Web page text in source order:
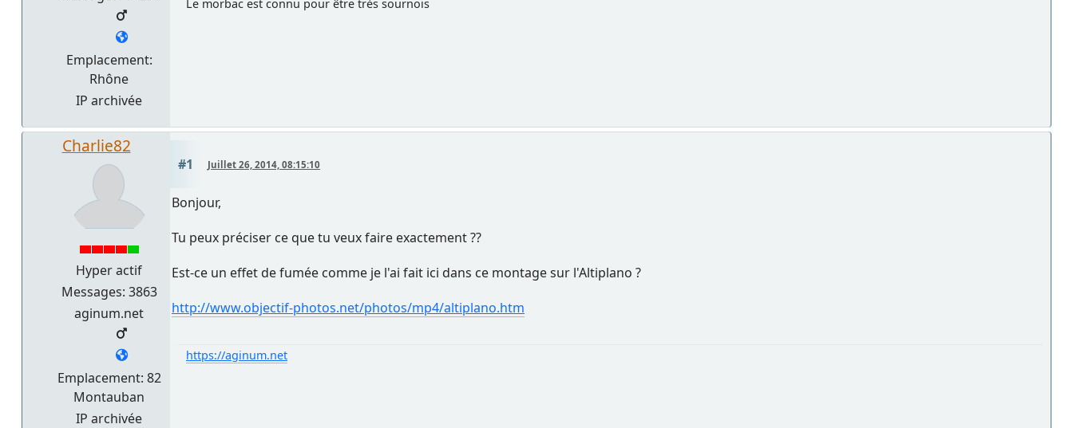
Emplacement:
Rhône
IP archivée
Le morbac est connu pour être très sournois
Charlie82
Hyper actif
Messages: 3863
aginum.net
Emplacement: 82
Montauban
IP archivée
#1 Juillet 26, 2014, 08:15:10
Bonjour,
Tu peux préciser ce que tu veux faire exactement ??
Est-ce un effet de fumée comme je l'ai fait ici dans ce montage sur l'Altiplano ?
http://www.objectif-photos.net/photos/mp4/altiplano.htm
https://aginum.net